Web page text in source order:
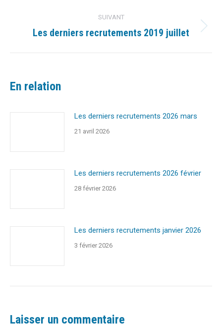
:
SUIVANT
Article
Les derniers recrutements 2019 juillet
En relation
Les derniers recrutements 2026 mars
21 avril 2026
Les derniers recrutements 2026 février
28 février 2026
Les derniers recrutements janvier 2026
3 février 2026
Laisser un commentaire